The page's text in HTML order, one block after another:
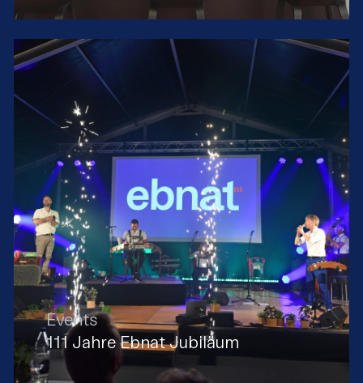
Events
111 Jahre Ebnat Jubiläum